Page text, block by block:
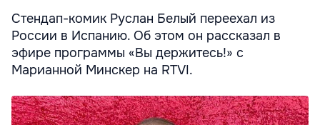
Стендап-комик Руслан Белый переехал из
России в Испанию. Об этом он рассказал в
эфире программы «Вы держитесь!» с
Марианной Минскер на RTVI.